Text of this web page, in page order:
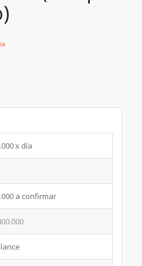
x día
a confirmar